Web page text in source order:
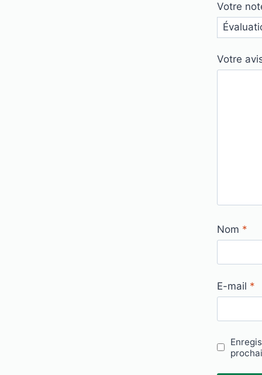
Votre
Votre
Nom *
E-mail *